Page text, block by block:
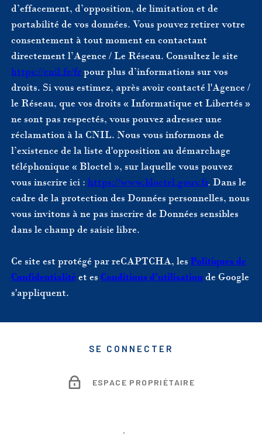
d’effacement, d’opposition, de limitation et de
portabilité de vos données. Vous pouvez retirer votre
consentement à tout moment en contactant
directement l’Agence / Le Réseau. Consultez le site
https://cnil.fr/frpour plus d’informations sur vos
droits. Si vous estimez, après avoir contacté l'Agence /
le Réseau, que vos droits « Informatique et Libertés »
ne sont pas respectés, vous pouvez adresser une
réclamation à la CNIL. Nous vous informons de
l’existence de la liste d'opposition au démarchage
téléphonique « Bloctel », sur laquelle vous pouvez
vous inscrire ici : https://www.bloctel.gouv.fr. Dans le
cadre de la protection des Données personnelles, nous
vous invitons à ne pas inscrire de Données sensibles
dans le champ de saisie libre.
Ce site est protégé par reCAPTCHA, les Politiques de
Confidentialitéet es Conditions d'utilisationde Google
s'appliquent.
SE CONNECTER
ESPACE PROPRIÉTAIRE